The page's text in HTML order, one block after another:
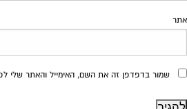
אתר
שמור בדפדפן זה את השם, האימייל והאתר שלי